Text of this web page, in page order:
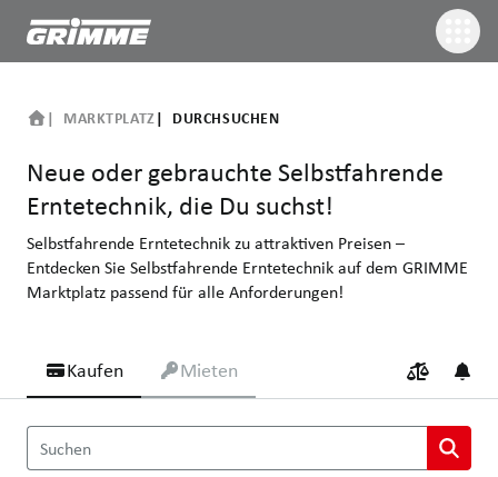
MARKTPLATZ DURCHSUCHEN
Neue oder gebrauchte Selbstfahrende
Erntetechnik, die Du suchst!
Selbstfahrende Erntetechnik zu attraktiven Preisen –
Entdecken Sie Selbstfahrende Erntetechnik auf dem GRIMME
Marktplatz passend für alle Anforderungen!
Kaufen Mieten
Neue oder gebrauchte Selbstfahrende Erntetechnik, die Du
Selbstfahrende Erntetechnik zu attraktiven Preisen –
Suchen